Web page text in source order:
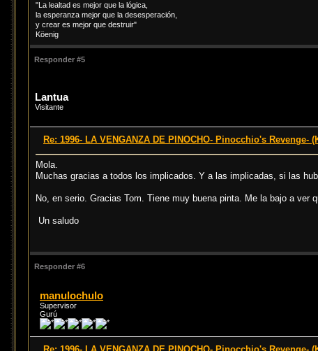
"La lealtad es mejor que la lógica,
la esperanza mejor que la desesperación,
y crear es mejor que destruir"
Köenig
Responder #5
Lantua
Visitante
Re: 1996- LA VENGANZA DE PINOCHO- Pinocchio's Revenge-
Mola.
Muchas gracias a todos los implicados. Y a las implicadas, si las
No, en serio. Gracias Tom. Tiene muy buena pinta. Me la bajo a ver
Un saludo
Responder #6
manulochulo
Supervisor
Gurú